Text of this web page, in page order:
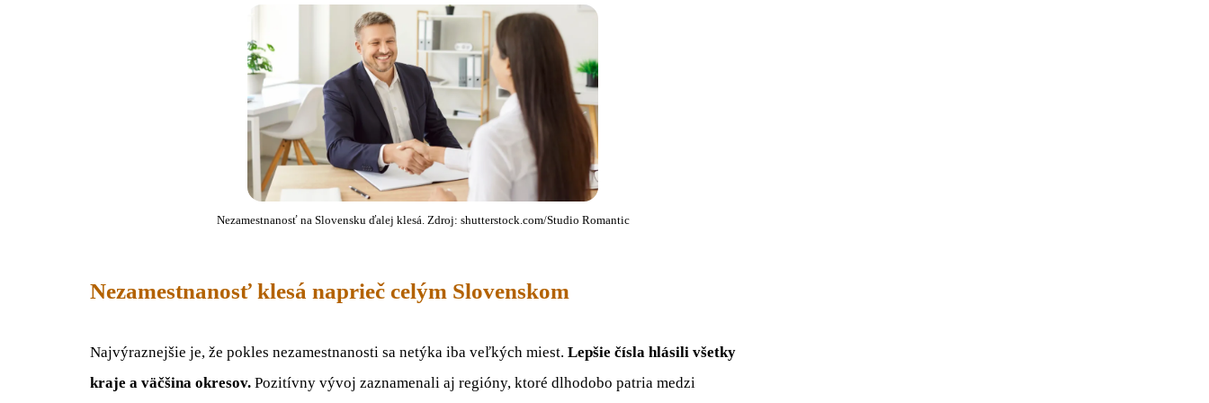
Nezamestnanosť na Slovensku ďalej klesá. Zdroj: shutterstock.com/Studio Romantic
Nezamestnanosť klesá naprieč celým Slovenskom
Najvýraznejšie je, že pokles nezamestnanosti sa netýka iba veľkých miest. Lepšie čísla hlásili všetky
kraje a väčšina okresov. Pozitívny vývoj zaznamenali aj regióny, ktoré dlhodobo patria medzi